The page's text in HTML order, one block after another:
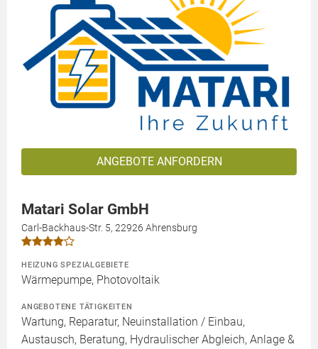
ANGEBOTE ANFORDERN
Matari Solar GmbH
Carl-Backhaus-Str. 5, 22926 Ahrensburg
HEIZUNG SPEZIALGEBIETE
Wärmepumpe, Photovoltaik
ANGEBOTENE TÄTIGKEITEN
Wartung, Reparatur, Neuinstallation / Einbau,
Austausch, Beratung, Hydraulischer Abgleich, Anlage &